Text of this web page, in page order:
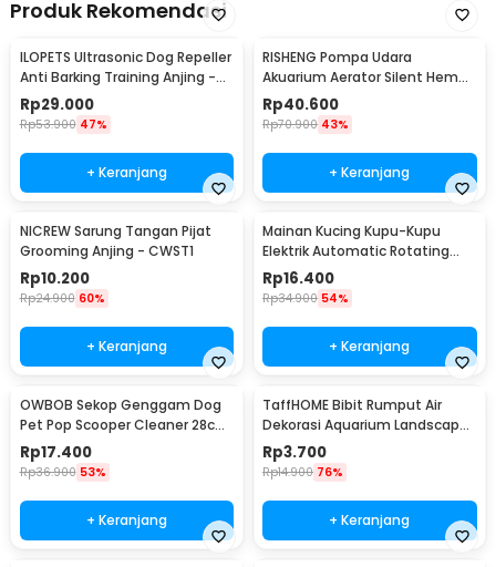
Produk Rekomendasi
ILOPETS Ultrasonic Dog Repeller
Anti Barking Training Anjing -
TJ-3008
Rp29.000
Rp53.900 47%
+ Keranjang
RISHENG Pompa Udara
Akuarium Aerator Silent Hemat
Energi 2.4W - RS-511
Rp40.600
Rp70.900 43%
+ Keranjang
NICREW Sarung Tangan Pijat
Grooming Anjing - CWST1
Rp10.200
Rp24.900 60%
+ Keranjang
Mainan Kucing Kupu-Kupu
Elektrik Automatic Rotating
Flying Butterfly
Rp16.400
Rp34.900 54%
+ Keranjang
OWBOB Sekop Genggam Dog
Pet Pop Scooper Cleaner 28cm
- A11707
Rp17.400
Rp36.900 53%
+ Keranjang
TaffHOME Bibit Rumput Air
Dekorasi Aquarium Landscape
Ornament - H0027
Rp3.700
Rp14.900 76%
+ Keranjang